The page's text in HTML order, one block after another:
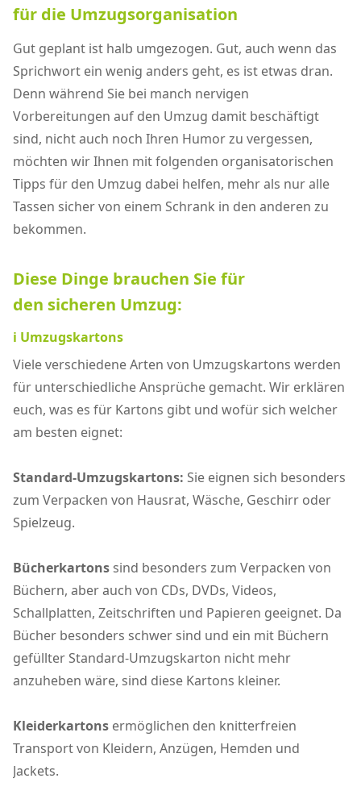
für die Umzugsorganisation
Gut geplant ist halb umgezogen. Gut, auch wenn das
Sprichwort ein wenig anders geht, es ist etwas dran.
Denn während Sie bei manch nervigen
Vorbereitungen auf den Umzug damit beschäftigt
sind, nicht auch noch Ihren Humor zu vergessen,
möchten wir Ihnen mit folgenden organisatorischen
Tipps für den Umzug dabei helfen, mehr als nur alle
Tassen sicher von einem Schrank in den anderen zu
bekommen.
Diese Dinge brauchen Sie für
den sicheren Umzug:
ℹ️ Umzugskartons
Viele verschiedene Arten von Umzugskartons werden
für unterschiedliche Ansprüche gemacht. Wir erklären
euch, was es für Kartons gibt und wofür sich welcher
am besten eignet:
Standard-Umzugskartons: Sie eignen sich besonders
zum Verpacken von Hausrat, Wäsche, Geschirr oder
Spielzeug.
Bücherkartons sind besonders zum Verpacken von
Büchern, aber auch von CDs, DVDs, Videos,
Schallplatten, Zeitschriften und Papieren geeignet. Da
Bücher besonders schwer sind und ein mit Büchern
gefüllter Standard-Umzugskarton nicht mehr
anzuheben wäre, sind diese Kartons kleiner.
Kleiderkartons ermöglichen den knitterfreien
Transport von Kleidern, Anzügen, Hemden und
Jackets.